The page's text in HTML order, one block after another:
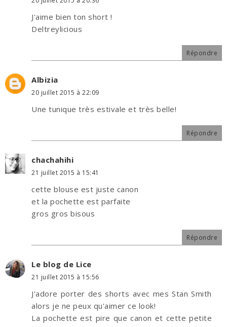
J'aime bien ton short !
Deltreylicious
Répondre
Albizia
20 juillet 2015 à 22:09
Une tunique très estivale et très belle!
Répondre
chachahihi
21 juillet 2015 à 15:41
cette blouse est juste canon
et la pochette est parfaite
gros gros bisous
Répondre
Le blog de Lice
21 juillet 2015 à 15:56
J'adore porter des shorts avec mes Stan Smith
alors je ne peux qu'aimer ce look!
La pochette est pire que canon et cette petite